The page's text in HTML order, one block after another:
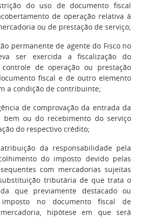
do uso de documento fiscal
de operação relativa à
ou de prestação de serviço;
permanente de agente do Fisco no
ser exercida a fiscalização do
de operação ou prestação
fiscal e de outro elemento
a condição de contribuinte;
de comprovação da entrada da
bem ou do recebimento do serviço
do respectivo crédito;
da responsabilidade pela
do imposto devido pelas
com mercadorias sujeitas
tributária de que trata o
que previamente destacado ou
no documento fiscal de
hipótese em que será